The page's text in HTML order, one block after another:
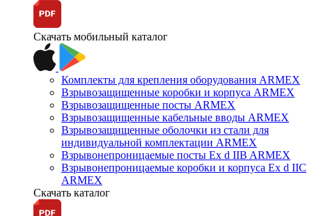
Скачать мобильный каталог
Комплекты для крепления оборудования ARMEX
Взрывозащищенные коробки и корпуса ARMEX
Взрывозащищенные посты ARMEX
Взрывозащищенные кабельные вводы ARMEX
Взрывозащищенные оболочки из стали для
индивидуальной комплектации ARMEX
Взрывонепроницаемые посты Ex d IIB ARMEX
Взрывонепроницаемые коробки и корпуса Ex d IIС
ARMEX
Скачать каталог